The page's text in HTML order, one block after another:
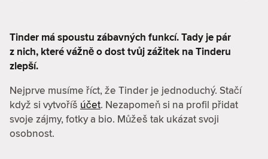
Tinder má spoustu zábavných funkcí. Tady je pár
z nich, které vážně o dost tvůj zážitek na Tinderu
zlepší.
Nejprve musíme říct, že Tinder je jednoduchý. Stačí
když si vytvoříš účet. Nezapomeň si na profil přidat
svoje zájmy, fotky a bio. Můžeš tak ukázat svoji
osobnost.